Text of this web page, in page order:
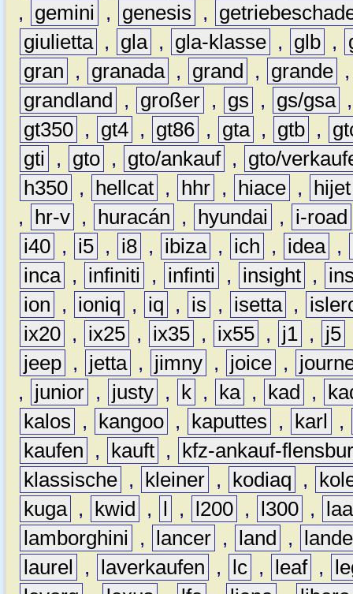
,
gemini , genesis ,
giulietta , gla , gla-klasse , glb ,
gran
, granada , grand , grande
grandland
, großer , gs , gs/gsa
gt350 , gt4 , gt86 , gta , gtb ,
gti
, gto , gto/ankauf ,
gto/
h350 , hellcat , hhr , hiace ,
hijet
,
hr-v , huracán , hyundai ,
i-road
i40 , i5 , i8 , ibiza , ich , idea ,
inca , infiniti , infinti , insight ,
ion
, ioniq , iq , is , isetta ,
ix20 , ix25 , ix35 , ix55 , j1 , j5
jeep , jetta , jimny , joice ,
,
junior , justy , k , ka , kad ,
kalos
, kangoo , kaputtes , karl
,
kaufen
, kauft ,
kfz-ankauf-
klassische , kleiner , kodiaq ,
kuga , kwid , l , l200 , l300 ,
lamborghini
, lancer , land ,
laurel
, laverkaufen , lc , leaf ,